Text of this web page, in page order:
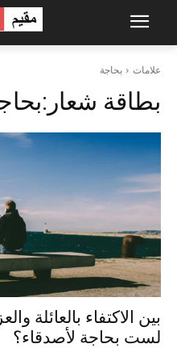
علامات بحاجة
بطاقة شعار:
بين الاكتفاء بالعائلة
لست بحاجة لأصدقاء؟